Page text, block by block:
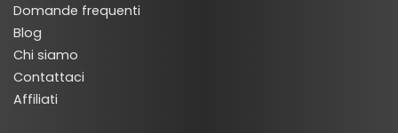
Domande frequenti
Blog
Chi siamo
Contattaci
Affiliati